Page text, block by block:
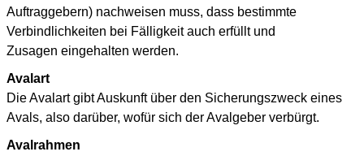
Auftraggebern) nachweisen muss, dass bestimmte
Verbindlichkeiten bei Fälligkeit auch erfüllt und
Zusagen eingehalten werden.
Avalart
Die Avalart gibt Auskunft über den Sicherungszweck eines
Avals, also darüber, wofür sich der Avalgeber verbürgt.
Avalrahmen